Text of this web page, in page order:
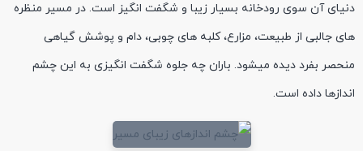
دنیای آن سوی رودخانه بسیار زیبا و شگفت انگیز است. در مسیر منظره
های جالبی از طبیعت، مزارع، کلبه های چوبی، دام و پوشش گیاهی
منحصر بفرد دیده میشود. باران چه جلوه شگفت انگیزی به این چشم
اندازها داده است.